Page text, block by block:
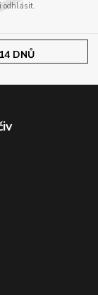
odhlásit.
DNŮ